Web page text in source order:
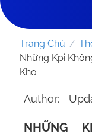
Trang Chủ /
Những Kpi
Kho
Author:
NHỮNG